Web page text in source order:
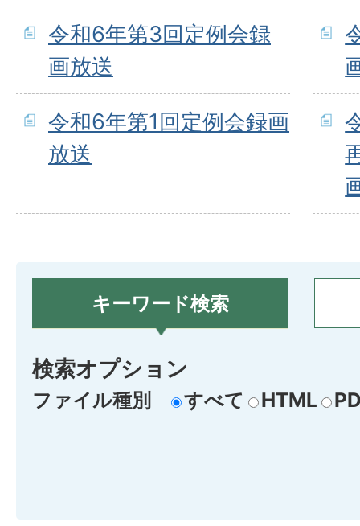
令和6年第3回定例会録
画放送
令和6年第1回定例会録画
放送
キーワード検索
検索オプション
ファイル種別 すべて HTML